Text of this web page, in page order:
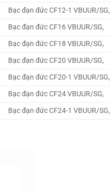
Bạc đạn đức CF12-1 VBUUR/SG,
Bạc đạn đức CF16 VBUUR/SG,
Bạc đạn đức CF18 VBUUR/SG,
Bạc đạn đức CF20 VBUUR/SG,
Bạc đạn đức CF20-1 VBUUR/SG,
Bạc đạn đức CF24 VBUUR/SG,
Bạc đạn đức CF24-1 VBUUR/SG,